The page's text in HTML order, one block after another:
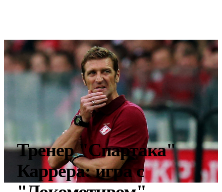
Тренер "Спартака"
Каррера: игра с